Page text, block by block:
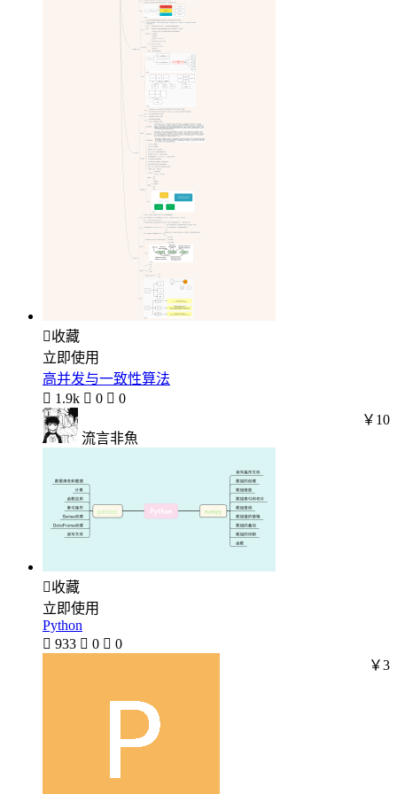
收藏
立即使用
高并发与一致性算法
 1.9k  0  0
流言非魚
￥10
收藏
立即使用
Python
 933  0  0
￥3